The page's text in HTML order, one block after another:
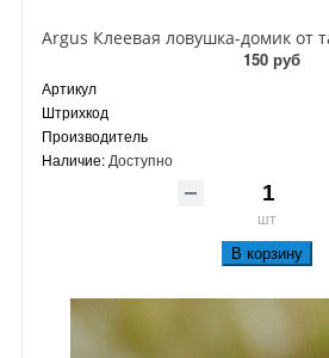
150 руб
Артикул
Штрихкод
Производитель
Наличие:Доступно
шт
В корзину